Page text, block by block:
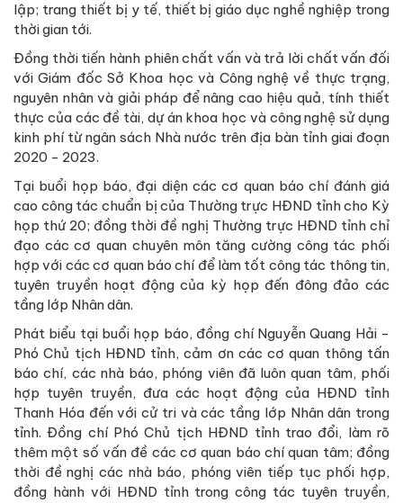
lập; trang thiết bị y tế, thiết bị giáo dục nghề nghiệp trong
thời gian tới.
Đồng thời tiến hành phiên chất vấn và trả lời chất vấn đối
với Giám đốc Sở Khoa học và Công nghệ về thực trạng,
nguyên nhân và giải pháp để nâng cao hiệu quả, tính thiết
thực của các đề tài, dự án khoa học và công nghệ sử dụng
kinh phí từ ngân sách Nhà nước trên địa bàn tỉnh giai đoạn
2020 - 2023.
Tại buổi họp báo, đại diện các cơ quan báo chí đánh giá
cao công tác chuẩn bị của Thường trực HĐND tỉnh cho Kỳ
họp thứ 20; đồng thời đề nghị Thường trực HĐND tỉnh chỉ
đạo các cơ quan chuyên môn tăng cường công tác phối
hợp với các cơ quan báo chí để làm tốt công tác thông tin,
tuyên truyền hoạt động của kỳ họp đến đông đảo các
tầng lớp Nhân dân.
Phát biểu tại buổi họp báo, đồng chí Nguyễn Quang Hải -
Phó Chủ tịch HĐND tỉnh, cảm ơn các cơ quan thông tấn
báo chí, các nhà báo, phóng viên đã luôn quan tâm, phối
hợp tuyên truyền, đưa các hoạt động của HĐND tỉnh
Thanh Hóa đến với cử tri và các tầng lớp Nhân dân trong
tỉnh. Đồng chí Phó Chủ tịch HĐND tỉnh trao đổi, làm rõ
thêm một số vấn đề các cơ quan báo chí quan tâm; đồng
thời đề nghị các nhà báo, phóng viên tiếp tục phối hợp,
đồng hành với HĐND tỉnh trong công tác tuyên truyền,